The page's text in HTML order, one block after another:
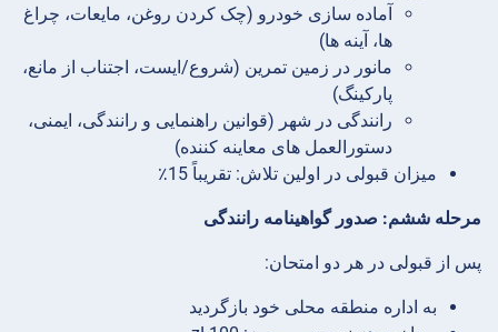
آماده سازی خودرو (چک کردن روغن، مایعات، چراغ
ها، آینه ها)
مانور در زمین تمرین (شروع/ایست، اجتناب از مانع،
پارکینگ)
رانندگی در شهر (قوانین راهنمایی و رانندگی، ایمنی،
دستورالعمل های معاینه کننده)
میزان قبولی در اولین تلاش: تقریباً 15٪
مرحله ششم: صدور گواهینامه رانندگی
پس از قبولی در هر دو امتحان:
به اداره منطقه محلی خود بازگردید